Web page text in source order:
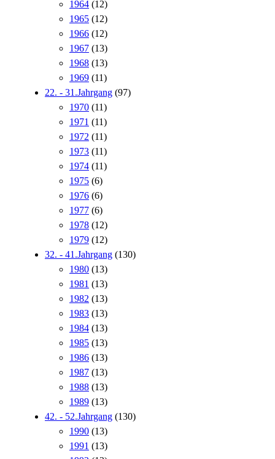
1964 (12)
1965 (12)
1966 (12)
1967 (13)
1968 (13)
1969 (11)
22. - 31.Jahrgang (97)
1970 (11)
1971 (11)
1972 (11)
1973 (11)
1974 (11)
1975 (6)
1976 (6)
1977 (6)
1978 (12)
1979 (12)
32. - 41.Jahrgang (130)
1980 (13)
1981 (13)
1982 (13)
1983 (13)
1984 (13)
1985 (13)
1986 (13)
1987 (13)
1988 (13)
1989 (13)
42. - 52.Jahrgang (130)
1990 (13)
1991 (13)